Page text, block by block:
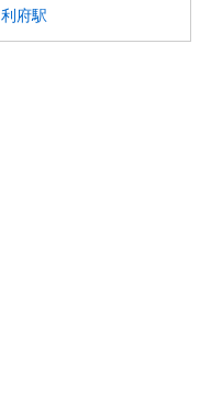
利府駅